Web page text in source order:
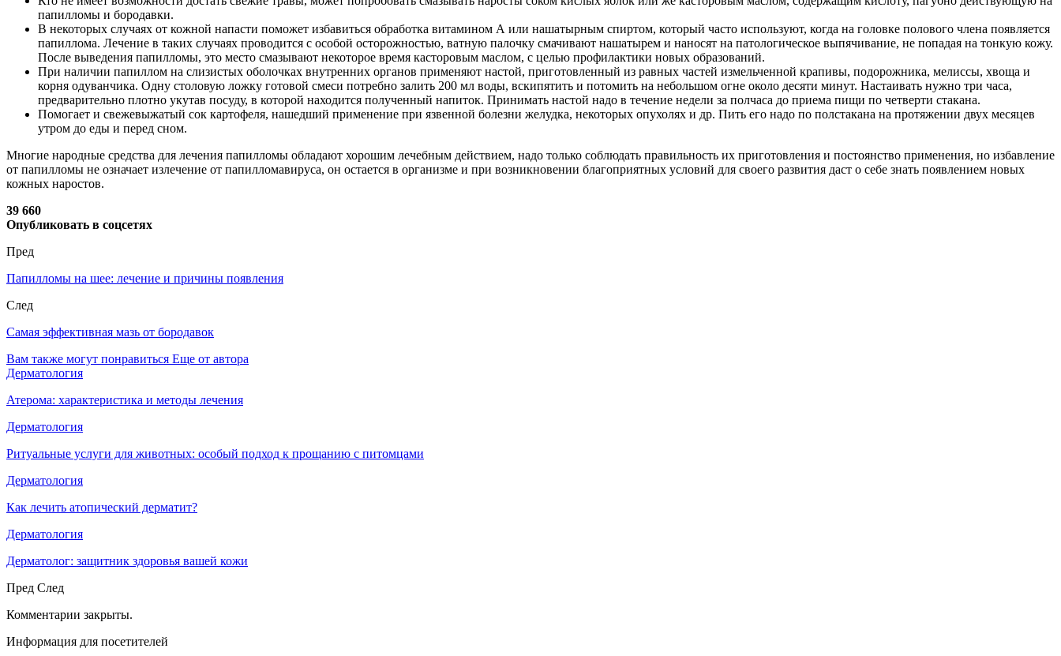
папилломы и бородавки.
В некоторых случаях от кожной напасти поможет избавиться обработка витамином А или нашатырным спиртом, который часто используют, когда на головке полового члена появляется
папиллома. Лечение в таких случаях проводится с особой осторожностью, ватную палочку смачивают нашатырем и наносят на патологическое выпячивание, не попадая на тонкую кожу.
После выведения папилломы, это место смазывают некоторое время касторовым маслом, с целью профилактики новых образований.
При наличии папиллом на слизистых оболочках внутренних органов применяют настой, приготовленный из равных частей измельченной крапивы, подорожника, мелиссы, хвоща и
корня одуванчика. Одну столовую ложку готовой смеси потребно залить 200 мл воды, вскипятить и потомить на небольшом огне около десяти минут. Настаивать нужно три часа,
предварительно плотно укутав посуду, в которой находится полученный напиток. Принимать настой надо в течение недели за полчаса до приема пищи по четверти стакана.
Помогает и свежевыжатый сок картофеля, нашедший применение при язвенной болезни желудка, некоторых опухолях и др. Пить его надо по полстакана на протяжении двух месяцев
утром до еды и перед сном.
Многие народные средства для лечения папилломы обладают хорошим лечебным действием, надо только соблюдать правильность их приготовления и постоянство применения, но избавление
от папилломы не означает излечение от папилломавируса, он остается в организме и при возникновении благоприятных условий для своего развития даст о себе знать появлением новых
кожных наростов.
39 660
Опубликовать в соцсетях
Пред
Папилломы на шее: лечение и причины появления
След
Самая эффективная мазь от бородавок
Вам также могут понравиться Еще от автора
Дерматология
Атерома: характеристика и методы лечения
Дерматология
Ритуальные услуги для животных: особый подход к прощанию с питомцами
Дерматология
Как лечить атопический дерматит?
Дерматология
Дерматолог: защитник здоровья вашей кожи
Пред След
Комментарии закрыты.
Информация для посетителей